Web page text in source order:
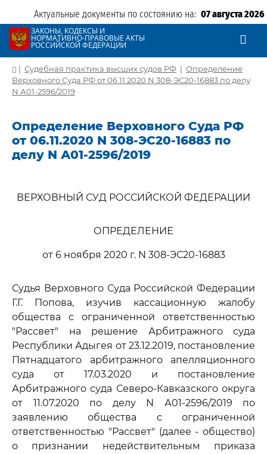
Актуальные документы по состоянию на: 07 августа 2026
ЗАКОНЫ, КОДЕКСЫ И
НОРМАТИВНО-ПРАВОВЫЕ АКТЫ
РОССИЙСКОЙ ФЕДЕРАЦИИ
| Судебная практика высших судов РФ | Определение
Верховного Суда РФ от 06.11.2020 N 308-ЭС20-16883 по делу
N А01-2596/2019
Определение Верховного Суда РФ
от 06.11.2020 N 308-ЭС20-16883 по
делу N А01-2596/2019
ВЕРХОВНЫЙ СУД РОССИЙСКОЙ ФЕДЕРАЦИИ
ОПРЕДЕЛЕНИЕ
от 6 ноября 2020 г. N 308-ЭС20-16883
Судья Верховного Суда Российской Федерации
Г.Г. Попова, изучив кассационную жалобу
общества с ограниченной ответственностью
"Рассвет" на решение Арбитражного суда
Республики Адыгея от 23.12.2019, постановление
Пятнадцатого арбитражного апелляционного
суда от 17.03.2020 и постановление
Арбитражного суда Северо-Кавказского округа
от 11.07.2020 по делу N А01-2596/2019 по
заявлению общества с ограниченной
ответственностью "Рассвет" (далее - общество)
о признании недействительным приказа